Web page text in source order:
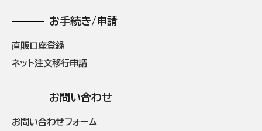
お手続き/申請
直販口座登録
ネット注文移行申請
お問い合わせ
お問い合わせフォーム